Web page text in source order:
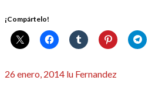
¡Compártelo!
Publicado
26 enero, 2014 lu Fernandez